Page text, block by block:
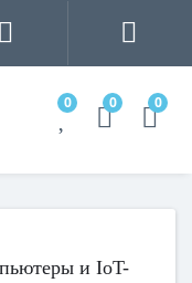
0 0 0
и IoT-